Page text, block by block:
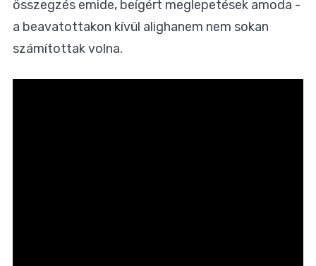
összegzés emide, beígért meglepetések amoda -
a beavatottakon kívül alighanem nem sokan
számítottak volna.